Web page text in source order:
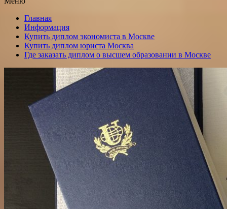
Главная
Информация
Купить диплом экономиста в Москве
Купить диплом юриста Москва
Где заказать диплом о высшем образовании в Москве